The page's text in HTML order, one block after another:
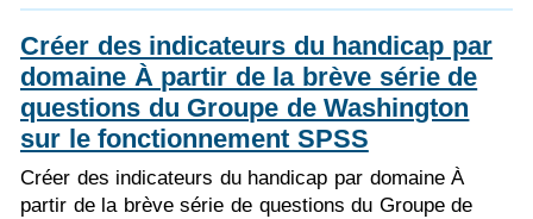
Créer des indicateurs du handicap par
domaine À partir de la brève série de
questions du Groupe de Washington
sur le fonctionnement SPSS
Créer des indicateurs du handicap par domaine À
partir de la brève série de questions du Groupe de